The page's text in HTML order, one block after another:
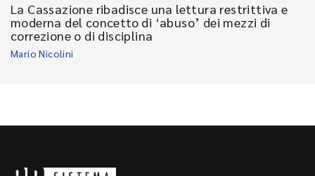
La Cassazione ribadisce una lettura restrittiva e
moderna del concetto di ‘abuso’ dei mezzi di
correzione o di disciplina
Mario Nicolini